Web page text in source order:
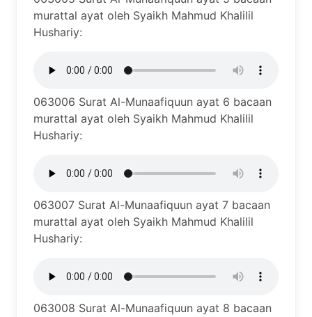
murattal ayat oleh Syaikh Mahmud Khalilil
Hushariy:
063006 Surat Al-Munaafiquun ayat 6 bacaan
murattal ayat oleh Syaikh Mahmud Khalilil
Hushariy:
063007 Surat Al-Munaafiquun ayat 7 bacaan
murattal ayat oleh Syaikh Mahmud Khalilil
Hushariy:
063008 Surat Al-Munaafiquun ayat 8 bacaan